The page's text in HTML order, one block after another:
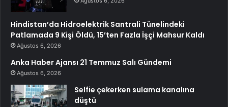
Hindistan’da Hidroelektrik Santrali Tünelindeki
Patlamada 9 Kişi Öldü, 15’ten Fazla İşçi Mahsur Kaldı
Ağustos 6, 2026
Anka Haber Ajansı 21 Temmuz Salı Gündemi
Ağustos 6, 2026
Selfie çekerken sulama kanalına
düştü